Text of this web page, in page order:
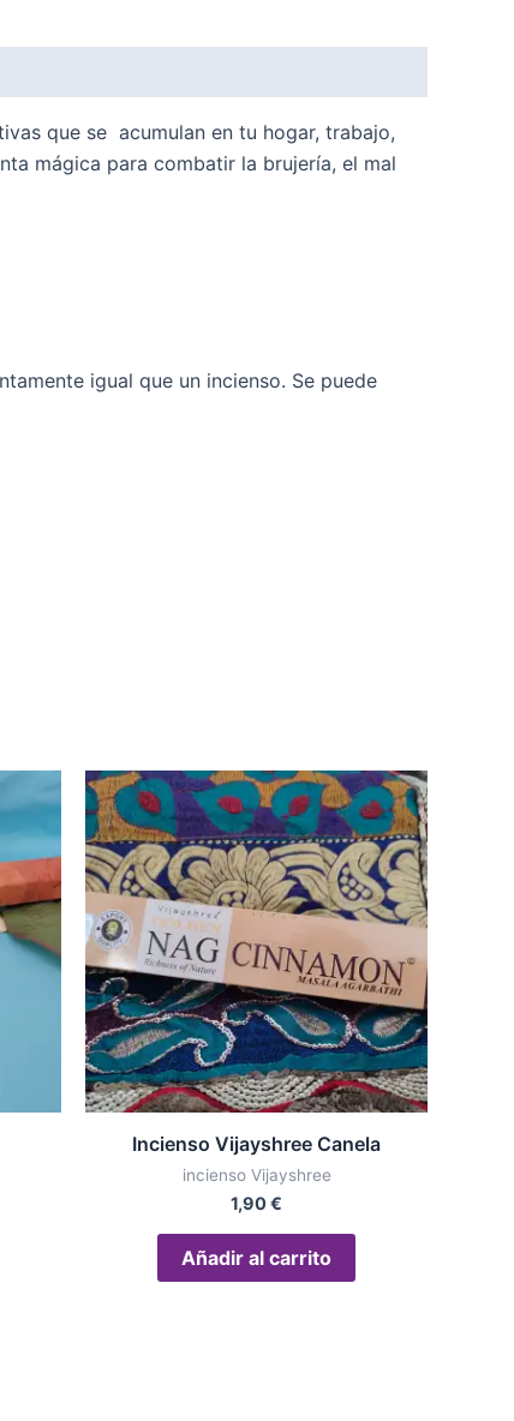
que se acumulan en tu hogar, trabajo,
mágica para combatir la brujería, el mal
igual que un incienso. Se puede
Incienso Vijayshree Canela
incienso Vijayshree
1,90€
Añadir al carrito